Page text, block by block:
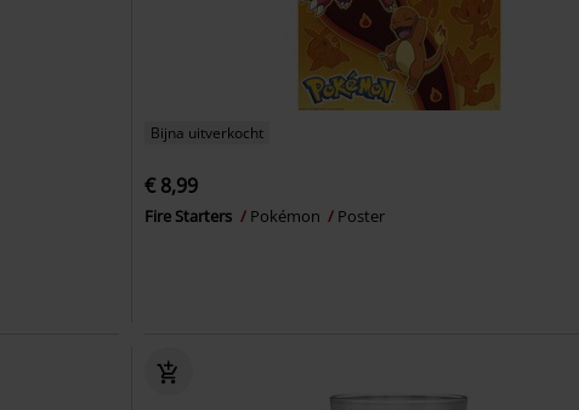
Bijna uitverkocht
€ 8,99
Fire Starters Pokémon Poster